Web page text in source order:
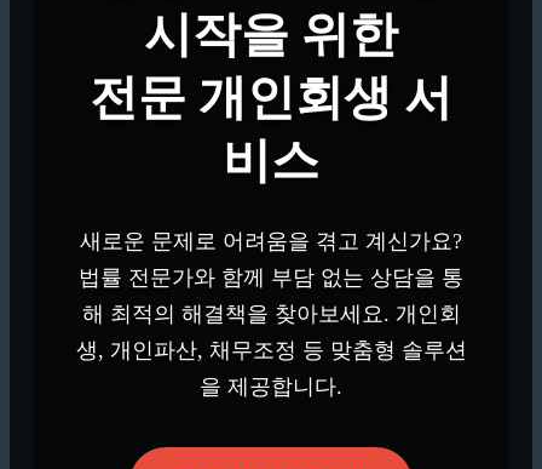
시작을 위한
전문 개인회생 서
비스
새로운 문제로 어려움을 겪고 계신가요?
법률 전문가와 함께 부담 없는 상담을 통
해 최적의 해결책을 찾아보세요. 개인회
생, 개인파산, 채무조정 등 맞춤형 솔루션
을 제공합니다.